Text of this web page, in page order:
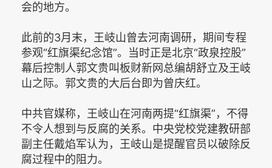
会的地方。
此前的3月末，王岐山曾去河南调研，期间专程
参观“红旗渠纪念馆”。当时正是北京“政泉控股”
幕后控制人郭文贵叫板财新网总编胡舒立及王岐
山之际。郭文贵的大后台即为曾庆红。
中共官媒称，王岐山在河南两提“红旗渠”，不得
不令人想到与反腐的关系。中央党校党建教研部
副主任戴焰军认为，王岐山是提醒官员以破除反
腐过程中的阻力。